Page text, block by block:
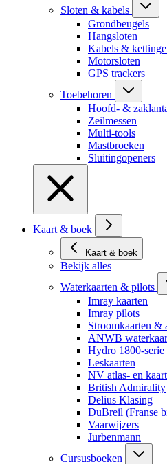
Sloten & kabels
Grondbeugels
Hangsloten
Kabels &
Motorsloten
GPS trackers
Toebehoren
Hoofd- &
Zeilmessen
Multi-tools
Mastbroeken
Sluitingopeners
Kaart & boek
Kaart & boek
Bekijk alles
Waterkaarten & pilots
Imray kaarten
Imray pilots
Stroomkaarten &
ANWB
Hydro 1800-serie
Leskaarten
NV atlas- en
British Admirality
Delius Klasing
DuBreil (Franse
Vaarwijzers
Jurbenmann
Cursusboeken